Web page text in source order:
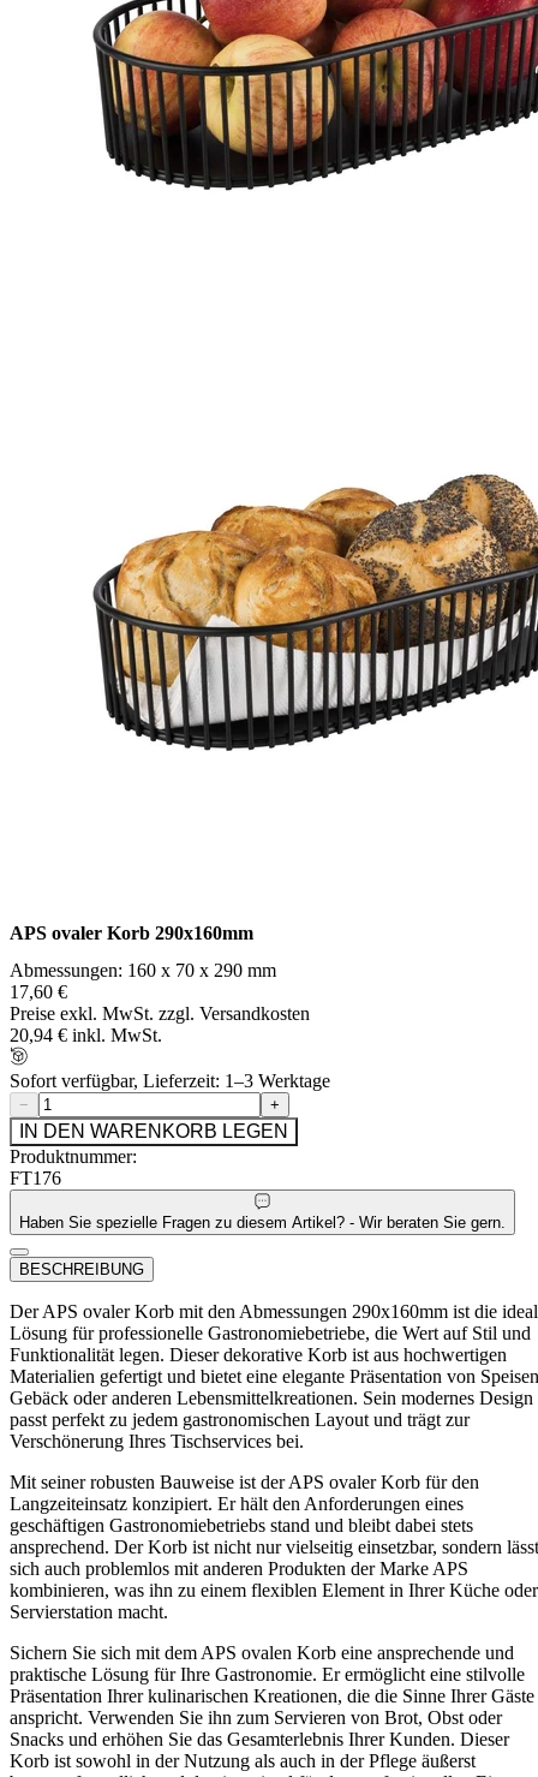
APS ovaler Korb 290x160mm
Abmessungen: 160 x 70 x 290 mm
17,60 €
Preise exkl. MwSt. zzgl. Versandkosten
20,94 € inkl. MwSt.
Sofort verfügbar, Lieferzeit: 1–3 Werktage
− +
IN DEN WARENKORB LEGEN
Produktnummer:
FT176
Haben Sie spezielle Fragen zu diesem Artikel? - Wir beraten Sie gern.
BESCHREIBUNG
Der APS ovaler Korb mit den Abmessungen 290x160mm ist die
Lösung für professionelle Gastronomiebetriebe, die Wert auf Stil und
Funktionalität legen. Dieser dekorative Korb ist aus hochwertigen
Materialien gefertigt und bietet eine elegante Präsentation von
Gebäck oder anderen Lebensmittelkreationen. Sein modernes Design
passt perfekt zu jedem gastronomischen Layout und trägt zur
Verschönerung Ihres Tischservices bei.
Mit seiner robusten Bauweise ist der APS ovaler Korb für den
Langzeiteinsatz konzipiert. Er hält den Anforderungen eines
geschäftigen Gastronomiebetriebs stand und bleibt dabei stets
ansprechend. Der Korb ist nicht nur vielseitig einsetzbar, sondern lässt
sich auch problemlos mit anderen Produkten der Marke APS
kombinieren, was ihn zu einem flexiblen Element in Ihrer Küche oder
Servierstation macht.
Sichern Sie sich mit dem APS ovalen Korb eine ansprechende und
praktische Lösung für Ihre Gastronomie. Er ermöglicht eine stilvolle
Präsentation Ihrer kulinarischen Kreationen, die die Sinne Ihrer Gäste
anspricht. Verwenden Sie ihn zum Servieren von Brot, Obst oder
Snacks und erhöhen Sie das Gesamterlebnis Ihrer Kunden. Dieser
Korb ist sowohl in der Nutzung als auch in der Pflege äußerst